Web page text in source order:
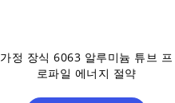
가정 장식 6063 알루미늄 튜브 프
로파일 에너지 절약